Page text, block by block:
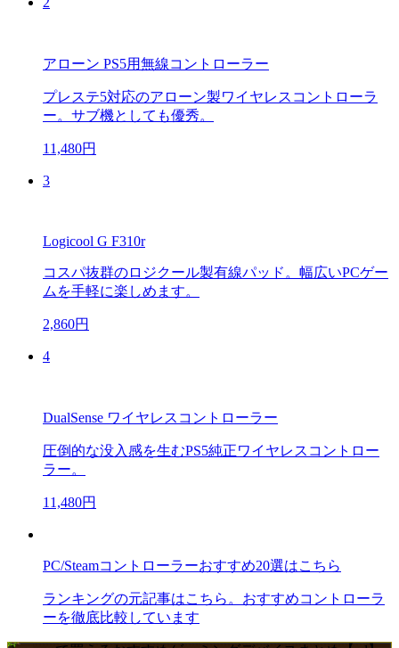
アローン PS5用無線コントローラー
プレステ5対応のアローン製ワイヤレスコントローラ
ー。サブ機としても優秀。
11,480円
3
Logicool G F310r
コスパ抜群のロジクール製有線パッド。幅広いPCゲー
ムを手軽に楽しめます。
2,860円
4
DualSense ワイヤレスコントローラー
圧倒的な没入感を生むPS5純正ワイヤレスコントロー
ラー。
11,480円
PC/Steamコントローラーおすすめ20選はこちら
ランキングの元記事はこちら。おすすめコントローラ
ーを徹底比較しています